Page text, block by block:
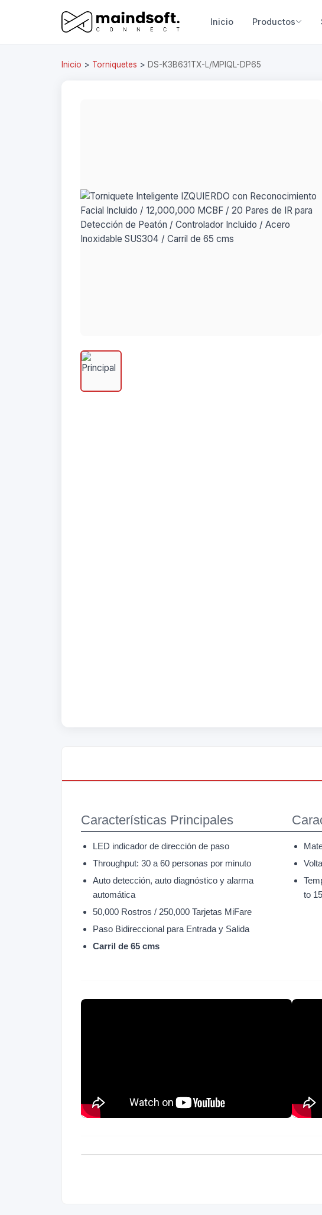
Inicio Productos
Inicio > Torniquetes > DS-K3B631TX-L/MPIQL-DP65
Características Principales
LED indicador de dirección de paso
Throughput: 30 a 60 personas por minuto
Auto detección, auto diagnóstico y alarma
automática
50,000 Rostros / 250,000 Tarjetas MiFare
Paso Bidireccional para Entrada y Salida
Carril de 65 cms
to